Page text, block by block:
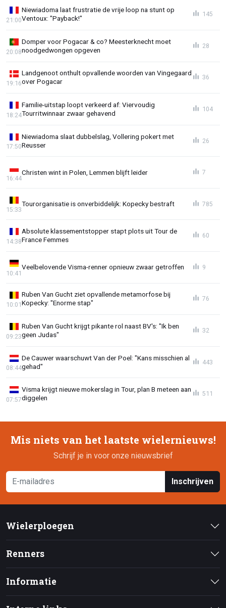
Niewiadoma laat frustratie de vrije loop na stunt op
Ventoux: "Payback!"
21:00
145
Domper voor Pogacar & co? Meesterknecht moet
noodgedwongen opgeven
20:08
28
Landgenoot onthult opvallende woorden van Vingegaard
over Pogacar
19:16
36
Familie-uitstap loopt verkeerd af: Viervoudig
Tourritwinnaar zwaar gehavend
18:24
104
Niewiadoma slaat dubbelslag, Vollering pokert met
Reusser
17:50
26
Christen wint in Polen, Lemmen blijft leider
16:44
7
Tourorganisatie is onverbiddelijk: Kopecky bestraft
15:33
785
Absolute klassementstopper stapt plots uit Tour de
France Femmes
14:38
60
Veelbelovende Visma-renner opnieuw zwaar getroffen
10:41
9
Ruben Van Gucht ziet opvallende metamorfose bij
Kopecky: "Enorme stap"
10:01
76
Ruben Van Gucht krijgt pikante rol naast BV's: "Ik ben
geen Judas"
09:23
32
De Cauwer waarschuwt Van der Poel: "Kans misschien al
gehad"
08:44
443
Visma krijgt nieuwe mokerslag in Tour, plan B meteen aan
diggelen
07:57
511
Mis niets van het laatste wielernieuws!
Schrijf je in voor onze nieuwsbrief
Inschrijven
Wielerploegen
Renners
Informatie